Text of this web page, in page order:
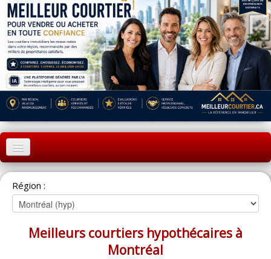
ACCUEIL
MONTRÉAL
QUÉBEC
LAVAL
Région :
Meilleurs courtiers hypothécaires à
Montréal